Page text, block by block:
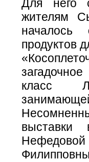
Для него
жителям
началось
продуктов
класс